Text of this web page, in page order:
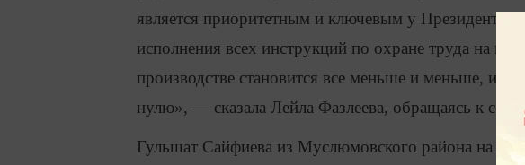
является приоритетным и ключевым у Президента
исполнения всех инструкций по охране труда на
производстве становится все меньше и меньше, и
нулю», — сказала Лейла Фазлеева, обращаясь к
Гульшат Сайфиева из Муслюмовского района на